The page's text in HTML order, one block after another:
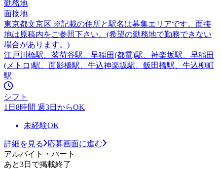
勤務地
面接地
東京都文京区 ※記載の住所と駅名は募集エリアです。面接
地は原稿内をご参照下さい。(希望の勤務地で勤務できない
場合があります。)
江戸川橋駅、茗荷谷駅、早稲田(都電)駅、神楽坂駅、早稲田
(メトロ)駅、面影橋駅、牛込神楽坂駅、飯田橋駅、牛込柳町
駅
シフト
1日8時間 週3日からOK
未経験OK
詳細を見る
応募画面に進む
アルバイト・パート
あと3日で掲載終了